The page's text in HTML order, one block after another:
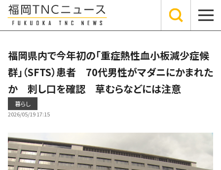
福岡県内で今年初の「重症熱性血小板減少症候
群」（SFTS）患者 70代男性がマダニにかまれた
か 刺し口を確認 草むらなどには注意
暮らし
2026/05/19 17:15